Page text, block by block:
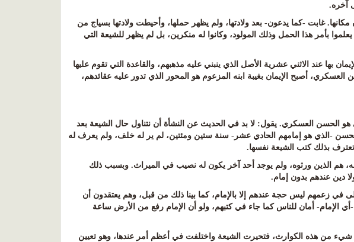
آخره.
غابت -كما يدعون- بعد ولادتها، ولم يظهر حملها، وأحيطت ولادتها بسياج من
يعلموا بأمر هذا الحمل وذلك المولود، وكانوا له منكرين، بل لم يظهر للشيعة التي
عند الاثني عشرية الأصل الذي ينبني عليه مذهبهم، والقاعدة التي تقوم عليها
العسكري، أصبح الإيمان بغيبة ابنه المزعوم هو المحور الذي تدور عليه عقائدهم،
هو الحسن العسكري. يقول: لا بد في الحديث عن النشأة أن نتناول حال الشيعة بعد
الحسن -الذي هو إمامهم الحادي عشر- سنة ستين ومئتين، لم ير له خلف، ولم يعرف له
بذلك كتب الشيعة نفسها.
هم الذين ورثوه، ولم يوجد أحد آخر يكون له نصيب في الميراث. وبسبب ذلك
دين عندهم بدون إمام.
في زعمهم ليس حجة عندهم إلا بالإمام، كما بينا ذلك من قبل، وهم يعتقدون أن
أي الإمام- أمان للناس كما جاء في كتبهم، ولو أن الإمام رفع من الأرض ساعة
شيء من هذه الكوارث، فتحيرت الشيعة واختلفت في أعظم أمر عندها، وهو تعيين